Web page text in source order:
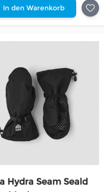
In den Warenkorb
Hydra Seam Seald